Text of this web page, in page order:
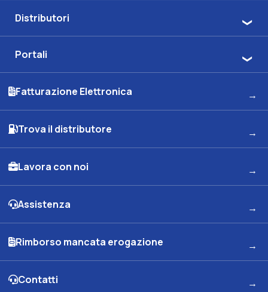
Distributori
Portali
Fatturazione Elettronica
Trova il distributore
Lavora con noi
Assistenza
Rimborso mancata erogazione
Contatti